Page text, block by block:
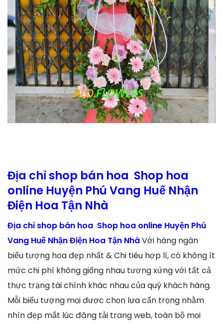
Địa chỉ shop bán hoa Shop hoa
online Huyện Phú Vang Huế Nhận
Điện Hoa Tận Nhà
Địa chỉ shop bán hoa Shop hoa online Huyện Phú
Vang Huế Nhận Điện Hoa Tận NhàVới hàng ngàn
biểu tượng hoa đẹp nhất & Chi tiêu hợp lí, có không ít
mức chi phí không giống nhau tương xứng với tất cả
thực trạng tài chính khác nhau của quý khách hàng.
Mỗi biểu tượng mọi được chọn lựa cẩn trọng nhằm
nhìn đẹp mắt lúc đăng tải trang web, toàn bộ mọi